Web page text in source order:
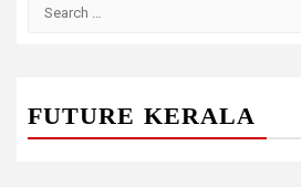
FUTURE KERALA